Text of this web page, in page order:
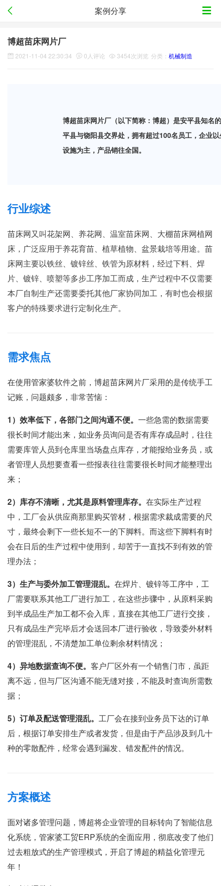
案例分享
博超苗床网片厂
2021-11-04 22:30:34 0人评论 3454次浏览 分类： 机械制造
博超苗床网片厂（以下简称：博超）是安平县知名
平县与饶阳县交界处，拥有超过100名员工，企业
设施为主，产品销往全国。
行业综述
苗床网又叫花架网、养花网、温室苗床网、大棚苗床网植网
床，广泛应用于养花育苗、植草植物、盆景栽培等用途。苗
床网主要以铁丝、镀锌丝、铁管为原材料，经过下料、焊
片、镀锌、喷塑等多步工序加工而成，生产过程中不仅需要
本厂自制生产还需要委托其他厂家协同加工，有时也会根据
客户的特殊要求进行定制化生产。
需求焦点
在使用管家婆软件之前，博超苗床网片厂采用的是传统手工
记账，问题颇多，非常苦恼：
1 ）效率低下，各部门之间沟通不便。 一些急需的数据需要
很长时间才能出来，如业务员询问是否有库存成品时，往往
需要库管人员到仓库里当场盘点库存，才能报给业务员，或
者管理人员想要查看一些报表往往需要很长时间才能整理出
来；
2）库存不清晰，尤其是原料管理库存。 在实际生产过程
中，工厂会从供应商那里购买管材，根据需求裁成需要的尺
寸，最终会剩下一些长短不一的下脚料。而这些下脚料有时
会在日后的生产过程中使用到，却苦于一直找不到有效的管
理办法；
3）生产与委外加工管理混乱。 在焊片、镀锌等工序中，工
厂需要联系其他工厂进行加工，在这些步骤中，从原料采购
到半成品生产加工都不会入库，直接在其他工厂进行交接，
只有成品生产完毕后才会送回本厂进行验收，导致委外材料
的管理混乱，不清楚加工单位剩余材料情况；
4）异地数据查询不便。 客户厂区外有一个销售门市，虽距
离不远，但与厂区沟通不能无缝对接，不能及时查询所需数
据；
5）订单及配送管理混乱。 工厂会在接到业务员下达的订单
后，根据订单安排生产或者发货，但是由于产品涉及到几十
种的零散配件，经常会遇到漏发、错发配件的情况。
方案概述
面对诸多管理问题，博超将企业管理的目标转向了智能信息
化系统，管家婆工贸ERP系统的全面应用，彻底改变了他们
过去粗放式的生产管理模式，开启了博超的精益化管理元
年！